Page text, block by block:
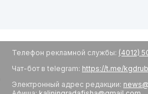
Телефон рекламной службы: (4012)
Чат-бот в telegram: https://t.me/
Электронный адрес редакции: